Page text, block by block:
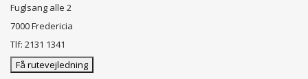
Fuglsang alle 2
7000 Fredericia
Tlf: 2131 1341
Få rutevejledning